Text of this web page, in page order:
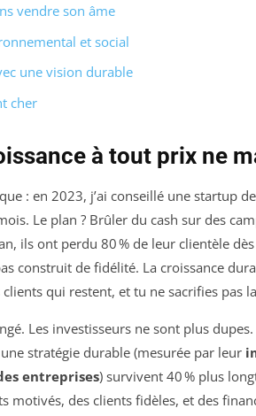
vendre son âme
et social
une vision durable
cher
à tout prix ne
: en 2023, j’ai conseillé une startup
Le plan ? Brûler du cash sur des
ils ont perdu 80 % de leur clientèle
construit de fidélité. La croissance
clients qui restent, et tu ne sacrifies pas
Les investisseurs ne sont plus
stratégie durable (mesurée par leur
entreprises) survivent 40 % plus
motivés, des clients fidèles, et des